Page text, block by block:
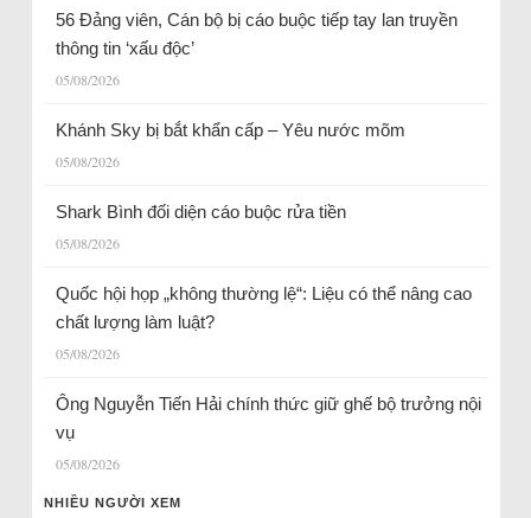
56 Đảng viên, Cán bộ bị cáo buộc tiếp tay lan truyền
thông tin ‘xấu độc’
05/08/2026
Khánh Sky bị bắt khẩn cấp – Yêu nước mõm
05/08/2026
Shark Bình đối diện cáo buộc rửa tiền
05/08/2026
Quốc hội họp „không thường lệ“: Liệu có thể nâng cao
chất lượng làm luật?
05/08/2026
Ông Nguyễn Tiến Hải chính thức giữ ghế bộ trưởng nội
vụ
05/08/2026
NHIỀU NGƯỜI XEM